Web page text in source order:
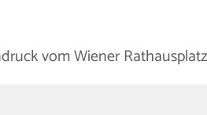
vom Wiener